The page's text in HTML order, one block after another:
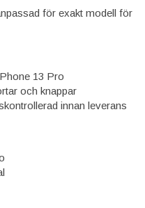
för exakt modell för
13 Pro
och knappar
innan leverans